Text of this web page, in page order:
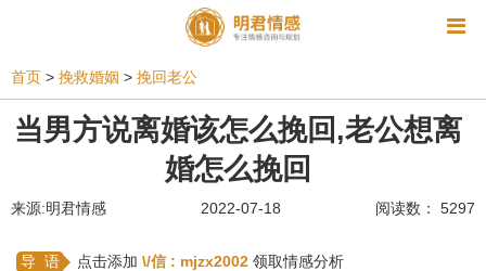
相亲 同性恋 恋爱技巧 挽回爱情
爱情相关 星座情感
姻缘测试 美容 怀孕 交友
感情挽回 双鱼座男生 情感测试
首页 > 挽救婚姻 > 挽回老公
当男方说离婚该怎么挽回,老公想离
婚怎么挽回
来源:明君情感 2022-07-18 阅读数： 5297
导 语 点击添加 \/信 : mjzx2002 领取情感分析